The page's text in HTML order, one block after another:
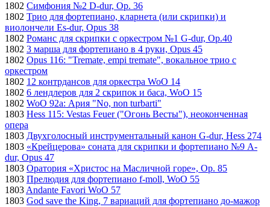
1802 Симфония №2 D-dur, Op. 36
1802 Трио для фортепиано, кларнета (или скрипки) и
виолончели Es-dur, Opus 38
1802 Романс для скрипки с оркестром №1 G-dur, Op.40
1802 3 марша для фортепиано в 4 руки, Opus 45
1802 Opus 116: "Tremate, empi tremate", вокальное трио с
оркестром
1802 12 контрдансов для оркестра WoO 14
1802 6 лендлеров для 2 скрипок и баса, WoO 15
1802 WoO 92a: Ария "No, non turbarti"
1803 Hess 115: Vestas Feuer ("Огонь Весты"), неоконченная
опера
1803 Двухголосный инструментальный канон G-dur, Hess 274
1803 «Крейцерова» соната для скрипки и фортепиано №9 A-
dur, Opus 47
1803 Оратория «Христос на Масличной горе», Op. 85
1803 Прелюдия для фортепиано f-moll, WoO 55
1803 Andante Favori WoO 57
1803 God save the King, 7 вариаций для фортепиано до-мажор